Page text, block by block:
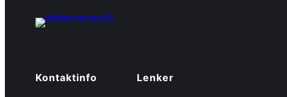
Kontaktinfo Lenker